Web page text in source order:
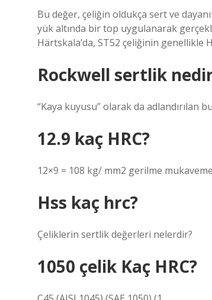
Bu değer, çeliğin oldukça sert ve
yük altında bir top uygulanarak
Härtskala’da, ST52 çeliğinin genellikle
Rockwell sertlik
“Kaya kuyusu” olarak da
12.9 kaç HRC?
12×9 = 108 kg/ mm2 gerilme
Hss kaç hrc?
Çeliklerin sertlik değerleri nelerdir?
1050 çelik Kaç HRC?